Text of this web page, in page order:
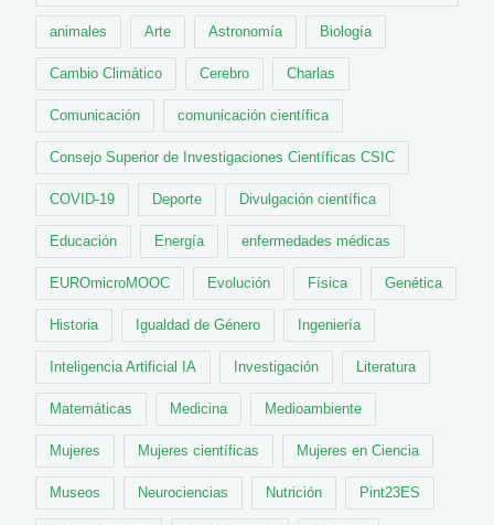
animales Arte Astronomía Biología
Cambio Climático Cerebro Charlas
Comunicación comunicación científica
Consejo Superior de Investigaciones Científicas CSIC
COVID-19 Deporte Divulgación científica
Educación Energía enfermedades médicas
EUROmicroMOOC Evolución Física Genética
Historia Igualdad de Género Ingeniería
Inteligencia Artificial IA Investigación Literatura
Matemáticas Medicina Medioambiente
Mujeres Mujeres científicas Mujeres en Ciencia
Museos Neurociencias Nutrición Pint23ES